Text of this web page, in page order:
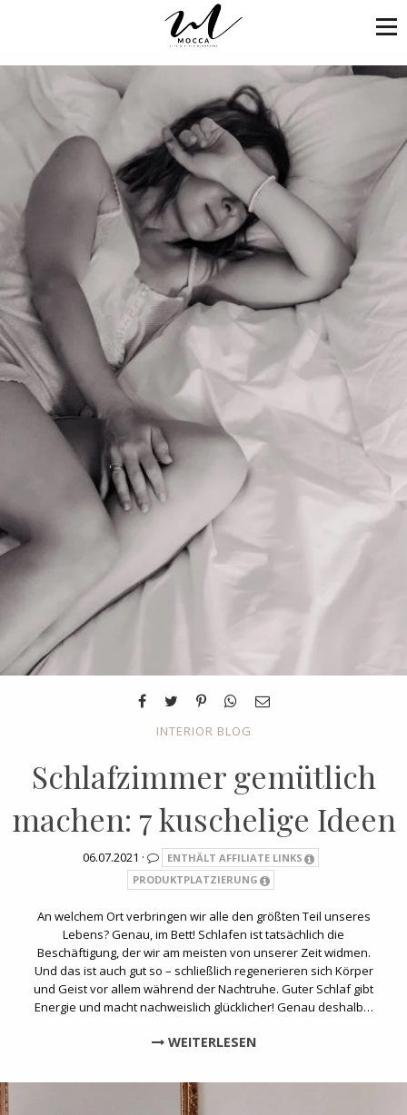
INTERIOR BLOG
Schlafzimmer gemütlich
machen: 7 kuschelige Ideen
06.07.2021 ·
ENTHÄLT AFFILIATE LINKS
PRODUKTPLATZIERUNG
An welchem Ort verbringen wir alle den größten Teil unseres
Lebens? Genau, im Bett! Schlafen ist tatsächlich die
Beschäftigung, der wir am meisten von unserer Zeit widmen.
Und das ist auch gut so – schließlich regenerieren sich Körper
und Geist vor allem während der Nachtruhe. Guter Schlaf gibt
Energie und macht nachweislich glücklicher! Genau deshalb…
WEITERLESEN